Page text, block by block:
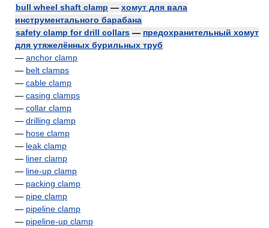
bull wheel shaft clamp — хомут для вала
инструментального барабана
safety clamp for drill collars — предохранительный хомут
для утяжелённых бурильных труб
— anchor clamp
— belt clamps
— cable clamp
— casing clamps
— collar clamp
— drilling clamp
— hose clamp
— leak clamp
— liner clamp
— line-up clamp
— packing clamp
— pipe clamp
— pipeline clamp
— pipeline-up clamp